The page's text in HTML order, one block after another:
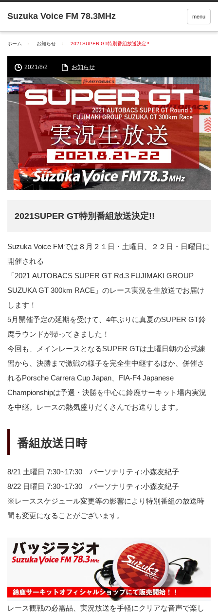
menu
ホーム お知らせ 2021SUPER GT特別番組放送決定!!
2021/8/2 お知らせ
2021SUPER GT特別番組放送決定!!
Suzuka Voice FMでは８月２１日・土曜日、２２日・日曜日に
開催される
「2021 AUTOBACS SUPER GT Rd.3 FUJIMAKI GROUP
SUZUKA GT 300km RACE」のレース実況を生放送でお届け
します！
5月開催予定の延期を受けて、4年ぶりに真夏のSUPER GT鈴
鹿ラウンドが帰ってきました！
今回も、メインレースとなるSUPER GTは土曜日朝の公式練
習から、決勝まで激戦の様子を完全生中継するほか、併催さ
れるPorsche Carrera Cup Japan、FIA-F4 Japanese
Championshipは予選・決勝を中心に鈴鹿サーキット場内実況
を中継。レースの熱気盛りだくさんでお送りします。
番組放送日時
8/21 土曜日 7:30~17:30 パーソナリティ:小森友紀子
8/22 日曜日 7:30~17:30 パーソナリティ:小森友紀子
※レーススケジュール変更等の影響により特別番組の放送時
間も変更になることがございます。
レース観戦の必需品、実況放送を手軽にクリアな音声で楽し